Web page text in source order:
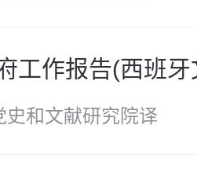
工作报告(西班牙
史和文献研究院译